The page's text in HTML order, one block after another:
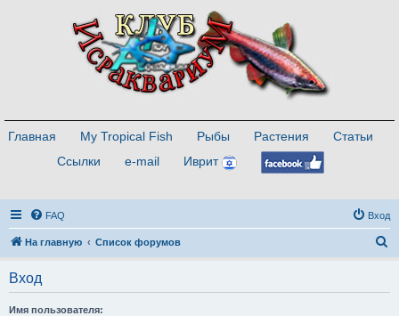
Главная My Tropical Fish Рыбы Растения
Статьи
Ссылки
e-mail Иврит
FAQ Вход
На главную Список форумов
Вход
Имя пользователя: